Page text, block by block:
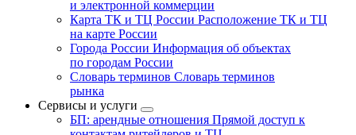
и электронной коммерции
Карта ТК и ТЦ России Расположение ТК и ТЦ
на карте России
Города России Информация об объектах
по городам России
Словарь терминов Словарь терминов
рынка
Сервисы и услуги
БП: арендные отношения Прямой доступ к